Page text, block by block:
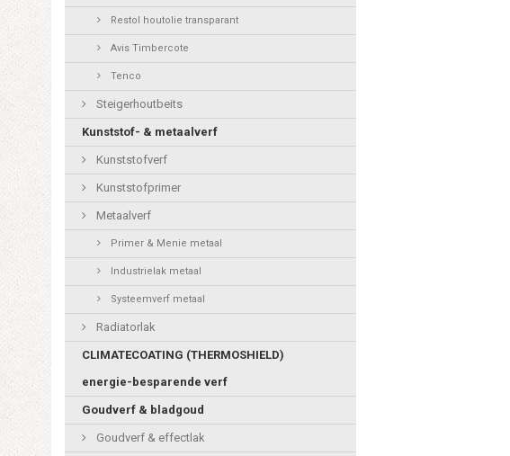
Restol houtolie transparant
Avis Timbercote
Tenco
Steigerhoutbeits
Kunststof- & metaalverf
Kunststofverf
Kunststofprimer
Metaalverf
Primer & Menie metaal
Industrielak metaal
Systeemverf metaal
Radiatorlak
CLIMATECOATING (THERMOSHIELD)
energie-besparende verf
Goudverf & bladgoud
Goudverf & effectlak